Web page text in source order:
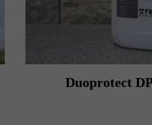
Duoprotect